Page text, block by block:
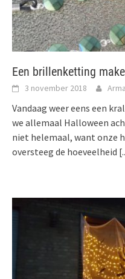
Een brillenketting
3 november 2018
Vandaag weer eens een
we allemaal Halloween
niet helemaal, want onze
oversteeg de hoeveelheid